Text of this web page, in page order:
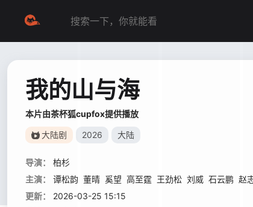
我的山与海
本片由茶杯狐cupfox提供播放
大陆剧 2026 大陆
导演：
柏杉
主演：
谭松韵 董晴 奚望 高至霆 王劲松 刘威 石云鹏 赵
更新：
2026-03-25 15:15